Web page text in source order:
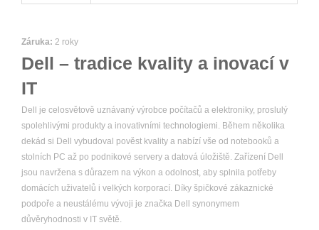
Záruka: 2 roky
Dell – tradice kvality a inovací v
IT
Dell je celosvětově uznávaný výrobce počítačů a elektroniky, proslulý
spolehlivými produkty a inovativními technologiemi. Během několika
dekád si Dell vybudoval pověst kvality a nabízí vše od notebooků a
stolních PC až po podnikové servery a datová úložiště. Zařízení Dell
jsou navržena s důrazem na výkon a odolnost, aby splnila potřeby
domácích uživatelů i velkých korporací. Díky špičkové zákaznické
podpoře a neustálému vývoji je značka Dell synonymem
důvěryhodnosti v IT světě.